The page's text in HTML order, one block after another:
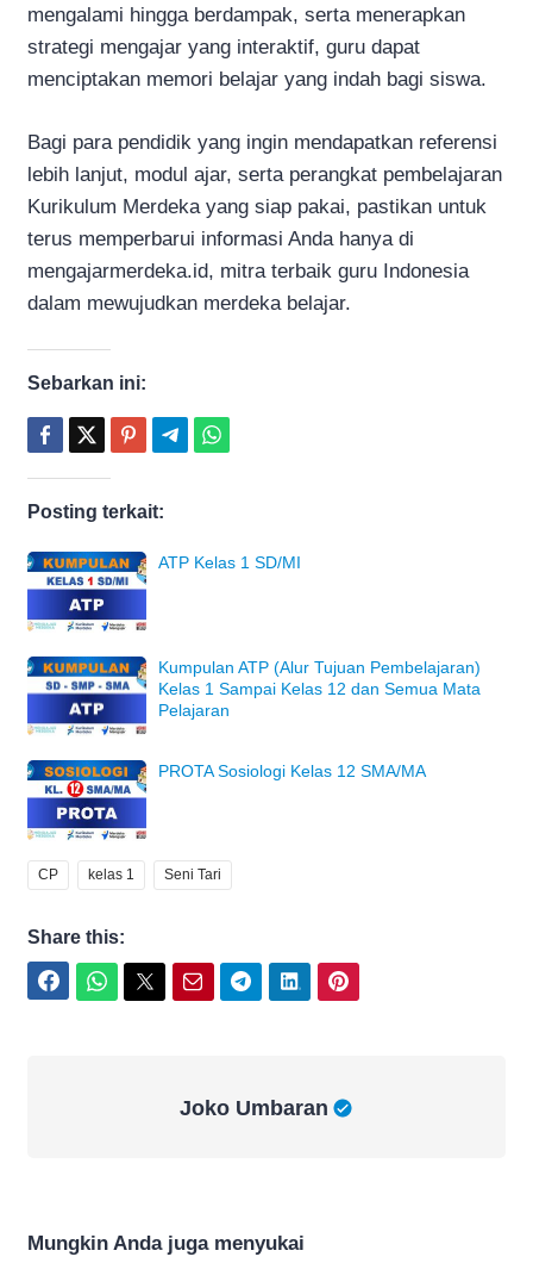
mengalami hingga berdampak, serta menerapkan
strategi mengajar yang interaktif, guru dapat
menciptakan memori belajar yang indah bagi siswa.
Bagi para pendidik yang ingin mendapatkan referensi
lebih lanjut, modul ajar, serta perangkat pembelajaran
Kurikulum Merdeka yang siap pakai, pastikan untuk
terus memperbarui informasi Anda hanya di
mengajarmerdeka.id, mitra terbaik guru Indonesia
dalam mewujudkan merdeka belajar.
Sebarkan ini:
Posting terkait:
ATP Kelas 1 SD/MI
Kumpulan ATP (Alur Tujuan Pembelajaran)
Kelas 1 Sampai Kelas 12 dan Semua Mata
Pelajaran
PROTA Sosiologi Kelas 12 SMA/MA
CP kelas 1 Seni Tari
Share this:
Joko Umbaran
Mungkin Anda juga menyukai